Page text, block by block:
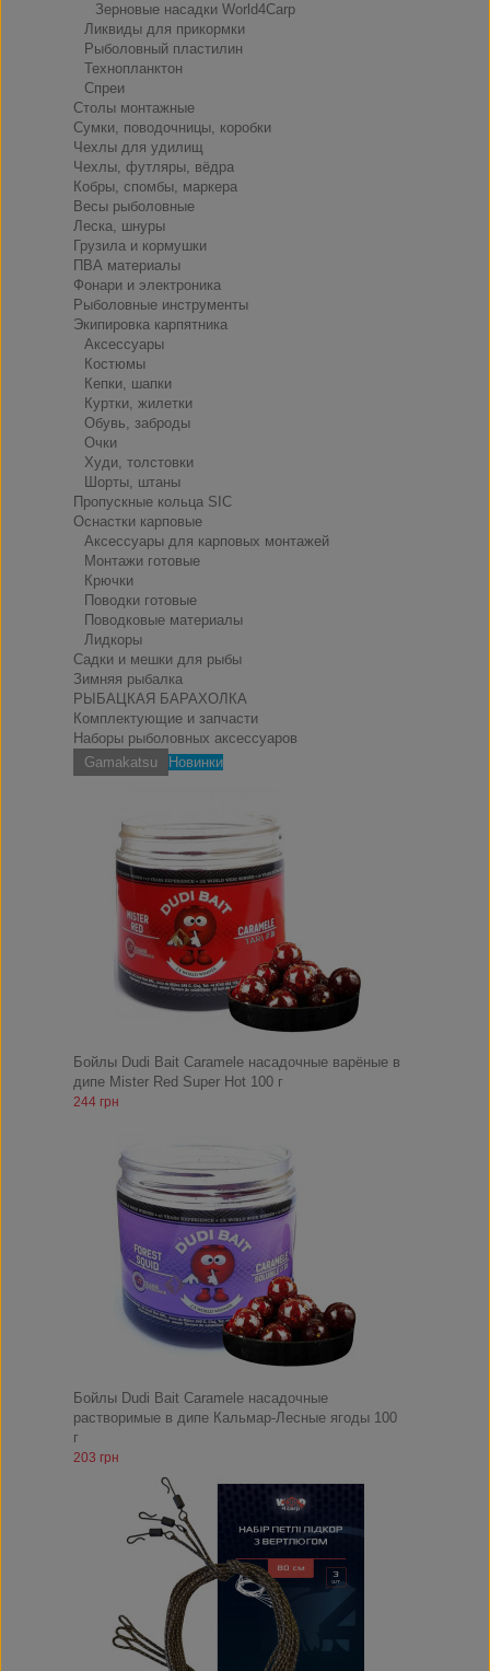
Зерновые насадки World4Carp
Ликвиды для прикормки
Рыболовный пластилин
Технопланктон
Спреи
Столы монтажные
Сумки, поводочницы, коробки
Чехлы для удилищ
Чехлы, футляры, вёдра
Кобры, спомбы, маркера
Весы рыболовные
Леска, шнуры
Грузила и кормушки
ПВА материалы
Фонари и электроника
Рыболовные инструменты
Экипировка карпятника
Аксессуары
Костюмы
Кепки, шапки
Куртки, жилетки
Обувь, заброды
Очки
Худи, толстовки
Шорты, штаны
Пропускные кольца SIC
Оснастки карповые
Аксессуары для карповых монтажей
Монтажи готовые
Крючки
Поводки готовые
Поводковые материалы
Лидкоры
Садки и мешки для рыбы
Зимняя рыбалка
РЫБАЦКАЯ БАРАХОЛКА
Комплектующие и запчасти
Наборы рыболовных аксессуаров
Gamakatsu
Новинки
Бойлы Dudi Bait Caramele насадочные варёные в
дипе Mister Red Super Hot 100 г
244 грн
Бойлы Dudi Bait Caramele насадочные
растворимые в дипе Кальмар-Лесные ягоды 100
г
203 грн